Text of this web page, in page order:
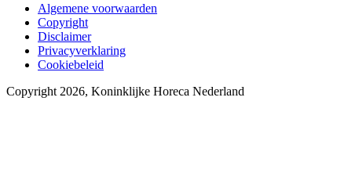
Algemene voorwaarden
Copyright
Disclaimer
Privacyverklaring
Cookiebeleid
Copyright 2026, Koninklijke Horeca Nederland